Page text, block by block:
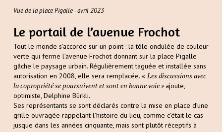
Vue de la place Pigalle - avril 2023
Le portail de l’avenue Frochot
Tout le monde s’accorde sur un point : la tôle ondulée de couleur
verte qui ferme l’avenue Frochot donnant sur la place Pigalle
gâche le paysage urbain. Régulièrement taguée et installée sans
autorisation en 2008, elle sera remplacée. «Les discussions avec
la copropriété se poursuivent et sont en bonne voie »ajoute,
optimiste, Delphine Bürkli.
Ses représentants se sont déclarés contre la mise en place d’une
grille ouvragée rappelant l’histoire du lieu, comme c’était le cas
jusque dans les années cinquante, mais sont plutôt réceptifs à